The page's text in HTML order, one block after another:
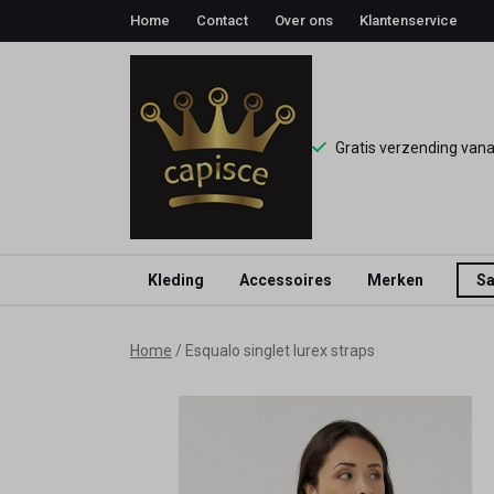
Home Contact Over ons Klantenservice
Gratis verzending
Kleding Accessoires Merken
Esqualo
Home Esqualo singlet lurex straps